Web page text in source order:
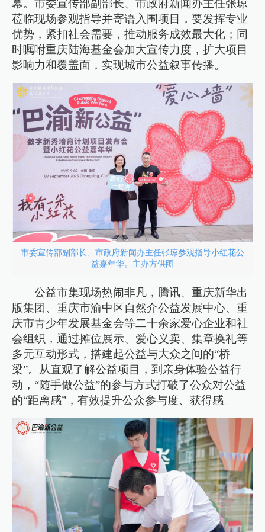
幕。市委宣传部副部长、市政府新闻办主任张琼
莅临现场参观指导并寄语入围项目，要发挥专业
优势，紧扣社会需要，推动服务成效最大化；同
时嘱咐重庆陆海基金会加大宣传力度，扩大项目
影响力和覆盖面，实现城市公益叙事传播。
市委宣传部副部长、市政府新闻办主任张琼参观指导小红花公
益嘉年华。主办方供图
公益市集现场热闹非凡，腾讯、重庆新华出
版集团、重庆市渝中区自然介公益发展中心、重
庆市青少年发展基金会等二十余家爱心企业和社
会组织，通过摊位展示、爱心义卖、集章换礼等
多元互动形式，搭建起公益与大众之间的“桥
梁”。从直观了解公益项目，到亲身体验公益行
动，“随手做公益”的参与方式打破了公众对公益
的“距离感”，有效提升公众参与度、获得感。